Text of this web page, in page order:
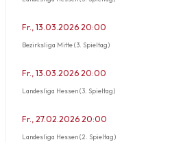
Fr., 13.03.2026 20:00
Bezirksliga Mitte (3. Spieltag)
Fr., 13.03.2026 20:00
Landesliga Hessen (3. Spieltag)
Fr., 27.02.2026 20:00
Landesliga Hessen (2. Spieltag)